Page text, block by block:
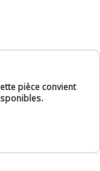
pièce convient